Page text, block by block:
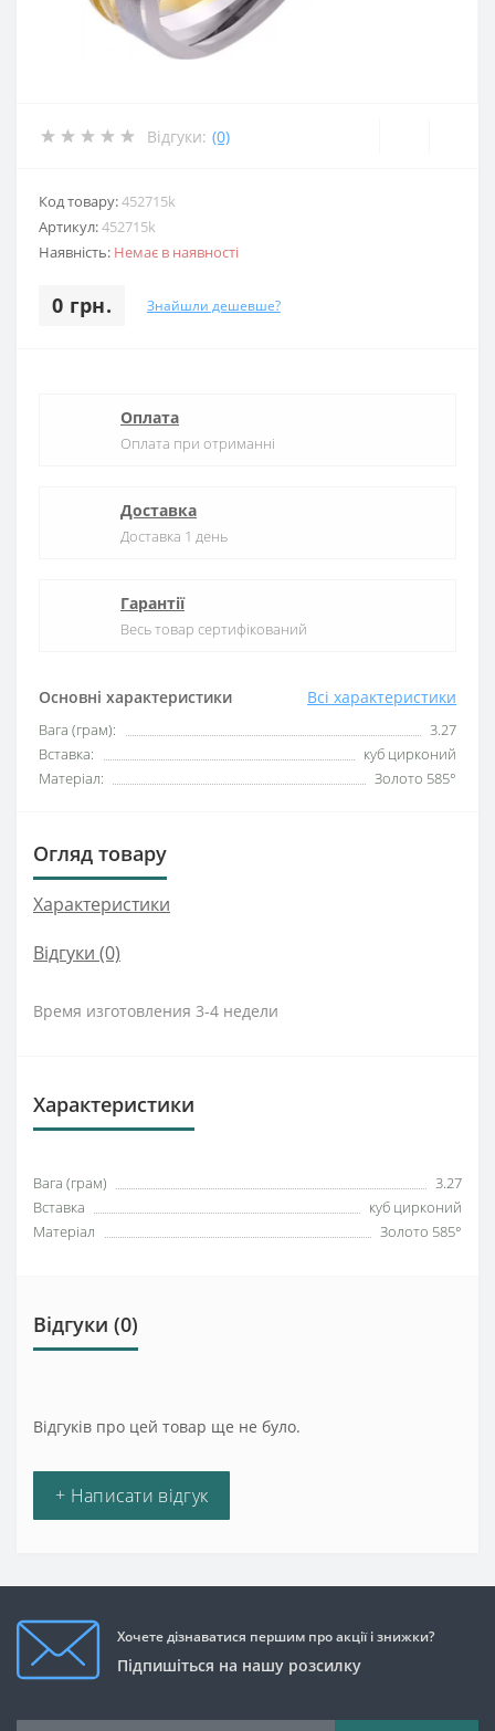
Відгуки: (0)
Код товару:452715k
Артикул:452715k
Наявність: Немає в наявності
0 грн. Знайшли дешевше?
Основні характеристики Всі характеристики
Вага (грам):
3.27
Вставка:
куб цирконий
Матеріал:
Золото 585°
Оплата
Оплата при отриманні
Доставка
Доставка 1 день
Гарантії
Весь товар сертифікований
Огляд товару
Характеристики
Відгуки (0)
Время изготовления 3-4 недели
Характеристики
Вага (грам)
3.27
Вставка
куб цирконий
Матеріал
Золото 585°
Відгуки (0)
Відгуків про цей товар ще не було.
+ Написати відгук
Хочете дізнаватися першим про акції і знижки?
Підпишіться на нашу розсилку